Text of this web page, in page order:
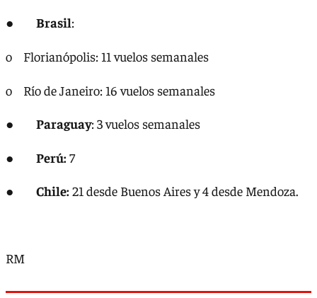
● Brasil:
o Florianópolis: 11 vuelos semanales
o Río de Janeiro: 16 vuelos semanales
● Paraguay: 3 vuelos semanales
● Perú:7
● Chile:21 desde Buenos Aires y 4 desde Mendoza.
RM